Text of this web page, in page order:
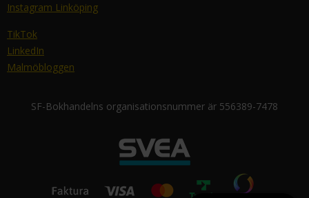
Instagram Linköping
TikTok
LinkedIn
Malmöbloggen
SF-Bokhandelns organisationsnummer är 556389-7478